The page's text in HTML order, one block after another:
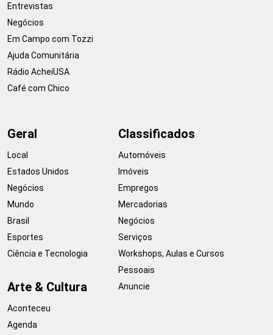
Entrevistas
Negócios
Em Campo com Tozzi
Ajuda Comunitária
Rádio AcheiUSA
Café com Chico
Geral
Local
Estados Unidos
Negócios
Mundo
Brasil
Esportes
Ciência e Tecnologia
Arte & Cultura
Aconteceu
Agenda
Classificados
Automóveis
Imóveis
Empregos
Mercadorias
Negócios
Serviços
Workshops, Aulas e Cursos
Pessoais
Anuncie